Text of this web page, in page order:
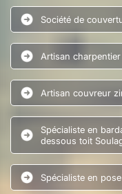
Société de
Artisan
Artisan couvreur
Spécialiste en
dessous toit
Spécialiste en